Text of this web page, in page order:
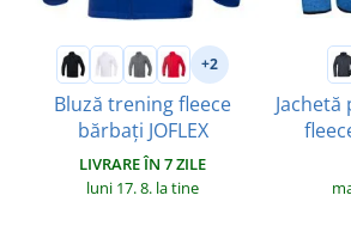
+2
Bluză trening fleece
bărbați JOFLEX
LIVRARE ÎN 7 ZILE
luni 17. 8. la tine